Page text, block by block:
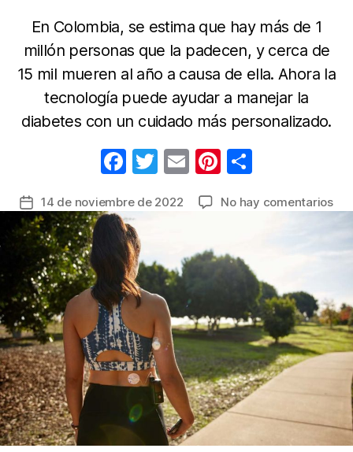
En Colombia, se estima que hay más de 1
millón personas que la padecen, y cerca de
15 mil mueren al año a causa de ella. Ahora la
tecnología puede ayudar a manejar la
diabetes con un cuidado más personalizado.
F
c
e
b
o
o
k
T
itt
E
ail
Pi
er
st
m
tir
Fecha
de
la
entrada
14 de noviembre de 2022 No hay comentariosen
no
y
una